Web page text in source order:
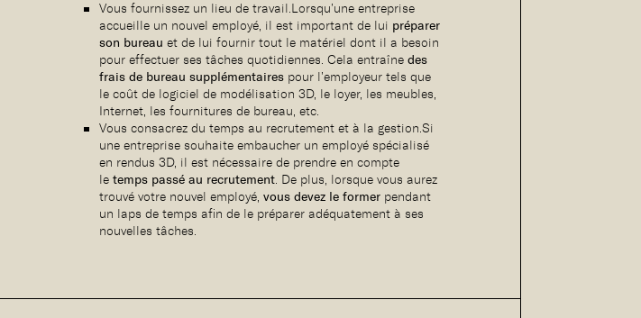
Vous fournissez un lieu de travail.Lorsqu’une entreprise
accueille un nouvel employé, il est important de lui préparer
son bureau et de lui fournir tout le matériel dont il a besoin
pour effectuer ses tâches quotidiennes. Cela entraînedes
frais de bureau supplémentaires pour l’employeur tels que
le coût de logiciel de modélisation 3D, le loyer, les meubles,
Internet, les fournitures de bureau, etc.
Vous consacrez du temps au recrutement et à la gestion.Si
une entreprise souhaite embaucher un employé spécialisé
en rendus 3D, il est nécessaire de prendre en compte
letemps passé au recrutement. De plus, lorsque vous aurez
trouvé votre nouvel employé,vous devez le former pendant
un laps de temps afin de le préparer adéquatement à ses
nouvelles tâches.